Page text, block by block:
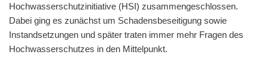
Hochwasserschutzinitiative (HSI) zusammengeschlossen.
Dabei ging es zunächst um Schadensbeseitigung sowie
Instandsetzungen und später traten immer mehr Fragen des
Hochwasserschutzes in den Mittelpunkt.